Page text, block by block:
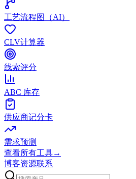
工艺流程图（AI）
CLV计算器
线索评分
ABC 库存
供应商记分卡
需求预测
查看所有工具→
博客资源联系